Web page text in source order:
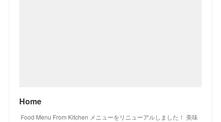
Home
Food Menu From Kitchen メニューをリニューアルしました！ 美味